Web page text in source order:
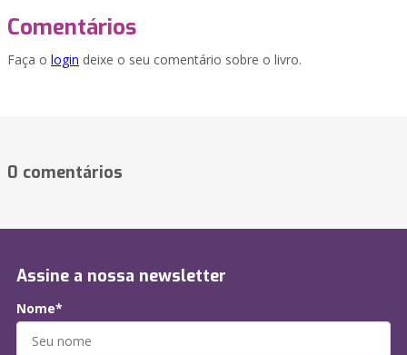
Comentários
Faça o login deixe o seu comentário sobre o livro.
0 comentários
Assine a nossa newsletter
Nome*